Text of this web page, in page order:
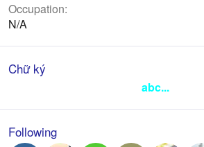
Occupation
N/A
Chữ ký
abc...
Following